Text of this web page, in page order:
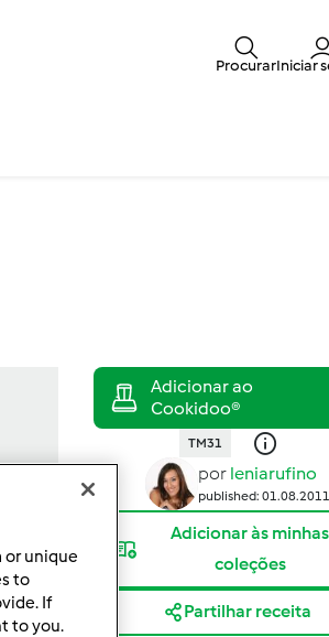
ProcurarIniciar
TM31
por leniarufino
published: 01.08.2011
Adicionar às minhas
coleções
Partilhar receita
or unique
to
If
to you.